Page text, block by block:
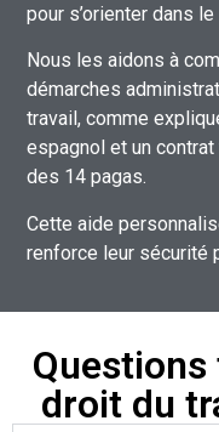
pour s’orienter dans
Nous les aidons à
démarches
travail, comme
espagnol et un
des 14 pagas.
Cette aide
renforce leur sécurité
droit du